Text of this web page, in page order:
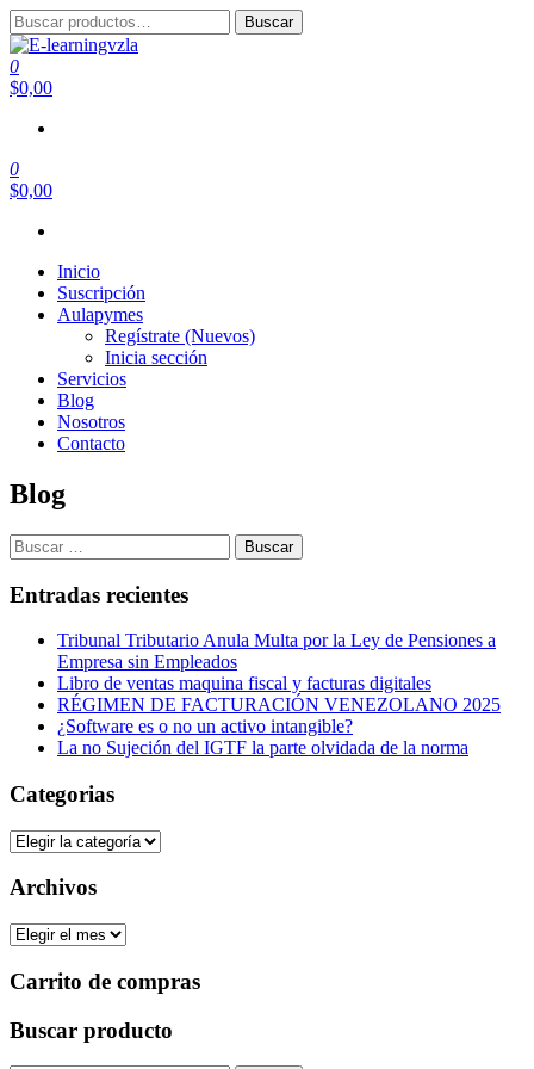
Saltar
al
contenido
Buscar
por:
Buscar
E-learningvzla
Cursos Online
0
$0,00
0
$0,00
Inicio
Suscripción
Aulapymes
Regístrate (Nuevos)
Inicia sección
Servicios
Blog
Nosotros
Contacto
Blog
Buscar:
Entradas recientes
Tribunal Tributario Anula Multa por la Ley de Pensiones a
Empresa sin Empleados
Libro de ventas maquina fiscal y facturas digitales
RÉGIMEN DE FACTURACIÓN VENEZOLANO 2025
¿Software es o no un activo intangible?
La no Sujeción del IGTF la parte olvidada de la norma
Categorias
Categorias
Archivos
Archivos
Carrito de compras
Buscar producto